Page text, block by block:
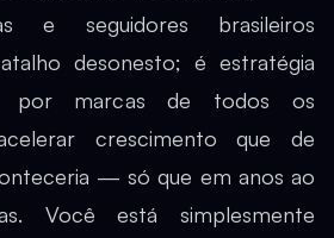
e seguidores brasileiros
desonesto; é estratégia
por marcas de todos os
crescimento que de
— só que em anos ao
Você está simplesmente